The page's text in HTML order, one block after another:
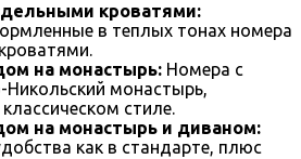
кроватями:
в теплых тонах номера
на монастырь: Номера с
монастырь,
стиле.
на монастырь и диваном:
как в стандарте, плюс